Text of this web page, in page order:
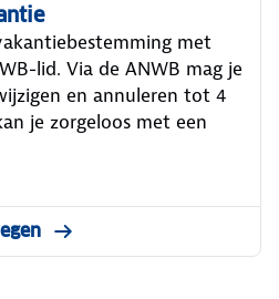
met
lid. Via de ANWB mag je
en annuleren tot 4
je zorgeloos met een